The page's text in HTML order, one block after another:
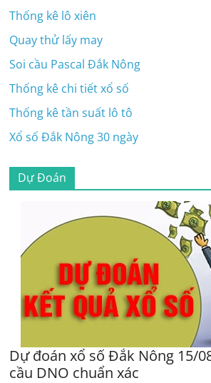
Thống kê lô xiên
Quay thử lấy may
Soi cầu Pascal Đắk Nông
Thống kê chi tiết xổ số
Thống kê tần suất lô tô
Xổ số Đắk Nông 30 ngày
Dự Đoán
Dự đoán xổ số Đắk Nông 15/
cầu DNO chuẩn xác